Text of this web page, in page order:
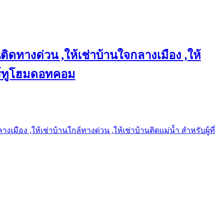
ทางด่วน ,ให้เช่าบ้านใจกลางเมือง ,ให้
ทูโฮมดอทคอม
งเมือง ,ให้เช่าบ้านใกล้ทางด่วน ,ให้เช่าบ้านติดแม่น้ำ สำหรับผู้ที่